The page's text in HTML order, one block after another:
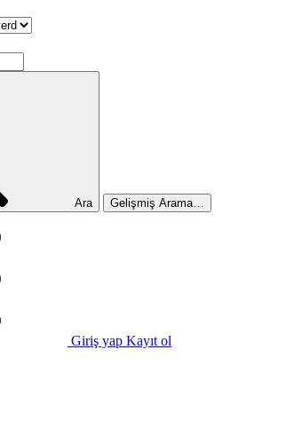
Ara Gelişmiş Arama…
Giriş yap Kayıt ol